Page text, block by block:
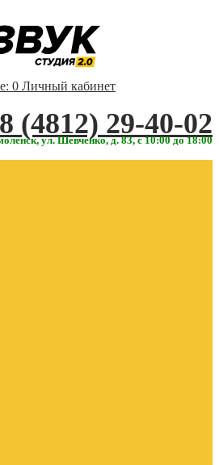
0 Личный кабинет
‎‎8 (4812) 29-40-02
ул. Шевченко, д. 83, с 10:00 до 18:00